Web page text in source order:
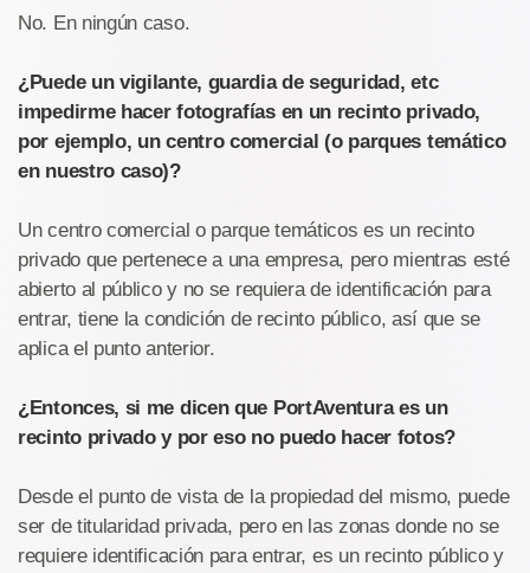
No. En ningún caso.
¿Puede un vigilante, guardia de seguridad, etc
impedirme hacer fotografías en un recinto privado,
por ejemplo, un centro comercial (o parques temático
en nuestro caso)?
Un centro comercial o parque temáticos es un recinto
privado que pertenece a una empresa, pero mientras esté
abierto al público y no se requiera de identificación para
entrar, tiene la condición de recinto público, así que se
aplica el punto anterior.
¿Entonces, si me dicen que PortAventura es un
recinto privado y por eso no puedo hacer fotos?
Desde el punto de vista de la propiedad del mismo, puede
ser de titularidad privada, pero en las zonas donde no se
requiere identificación para entrar, es un recinto público y